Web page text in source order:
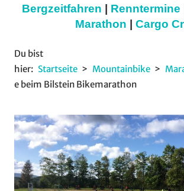
Bergzeitfahren | Renntermine
Marathon | Cargo
Du bist
hier: Startseite Mountainbike
e beim Bilstein Bikemarathon